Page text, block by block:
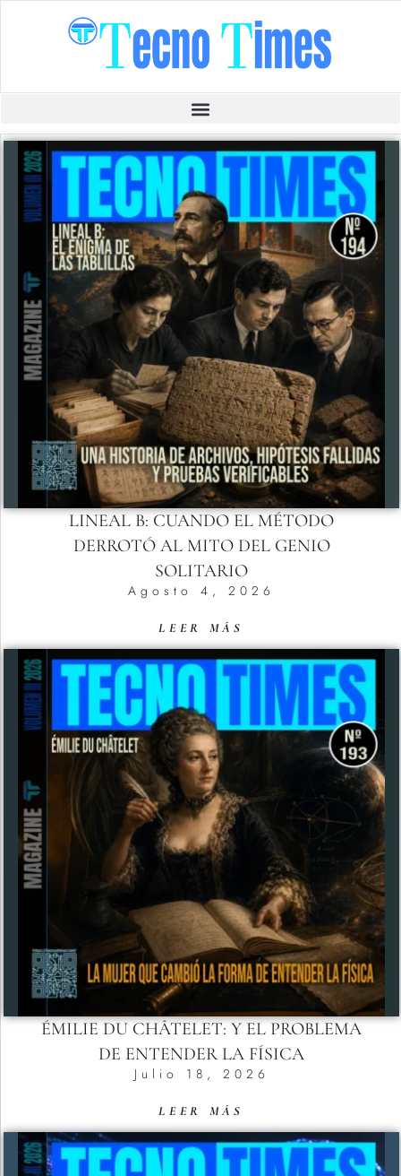
LINEAL B: CUANDO EL MÉTODO
DERROTÓ AL MITO DEL GENIO
SOLITARIO
Agosto 4, 2026
LEER MÁS
ÉMILIE DU CHÂTELET: Y EL PROBLEMA
DE ENTENDER LA FÍSICA
Julio 18, 2026
LEER MÁS